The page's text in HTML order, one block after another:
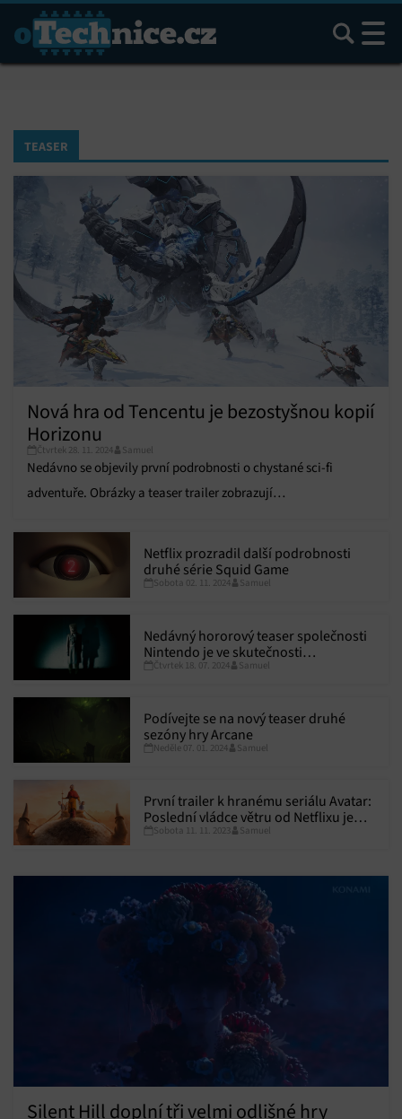
Hledat
TEASER
Nová hra od Tencentu je bezostyšnou kopií
Horizonu
Čtvrtek 28. 11. 2024 Samuel
Nedávno se objevily první podrobnosti o chystané sci-fi
adventuře. Obrázky a teaser trailer zobrazují
bojují s obřími roboty připomínajícími dinosaury.
Netflix prozradil další podrobnosti
druhé série Squid Game
Sobota 02. 11. 2024 Samuel
Nedávný hororový teaser společnosti
Nintendo je ve skutečnosti
upoutávkou na novou hru Famicom
Čtvrtek 18. 07. 2024 Samuel
Podívejte se na nový teaser druhé
sezóny hry Arcane
Neděle 07. 01. 2024 Samuel
První trailer k hranému seriálu Avatar:
Poslední vládce větru od Netflixu je
venku
Sobota 11. 11. 2023 Samuel
Silent Hill doplní tři velmi odlišné hry